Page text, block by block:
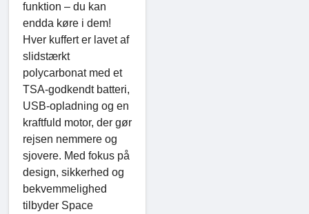
funktion – du kan
endda køre i dem!
Hver kuffert er lavet af
slidstærkt
polycarbonat med et
TSA-godkendt batteri,
USB-opladning og en
kraftfuld motor, der gør
rejsen nemmere og
sjovere. Med fokus på
design, sikkerhed og
bekvemmelighed
tilbyder Space